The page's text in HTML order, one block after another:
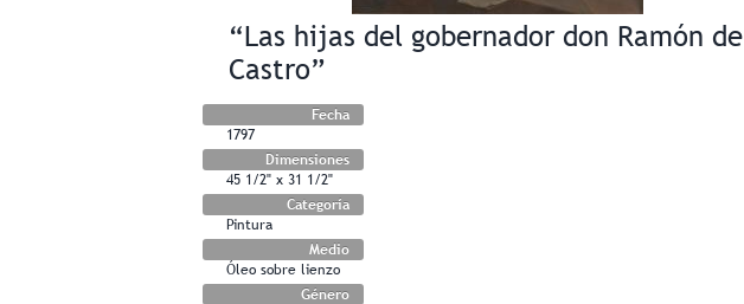
“Las hijas del gobernador don Ramón de
Castro”
Fecha
1797
Dimensiones
45 1/2" x 31 1/2"
Categoría
Pintura
Medio
Óleo sobre lienzo
Género